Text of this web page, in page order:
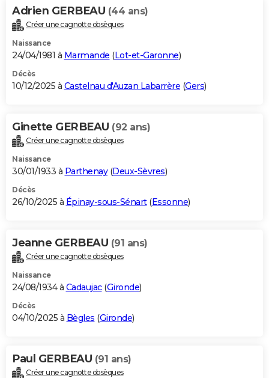
Adrien GERBEAU (44 ans)
Créer une cagnotte obsèques
Naissance
24/04/1981 à Marmande (Lot-et-Garonne)
Décès
10/12/2025 à Castelnau d'Auzan Labarrère (Gers)
Ginette GERBEAU (92 ans)
Créer une cagnotte obsèques
Naissance
30/01/1933 à Parthenay(Deux-Sèvres)
Décès
26/10/2025 à Épinay-sous-Sénart(Essonne)
Jeanne GERBEAU (91 ans)
Créer une cagnotte obsèques
Naissance
24/08/1934 à Cadaujac(Gironde)
Décès
04/10/2025 à Bègles (Gironde)
Paul GERBEAU (91 ans)
Créer une cagnotte obsèques